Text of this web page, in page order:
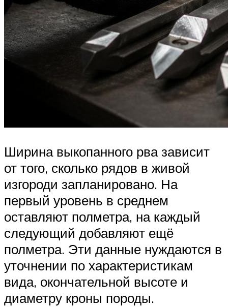
Ширина выкопанного рва зависит
от того, сколько рядов в живой
изгороди запланировано. На
первый уровень в среднем
оставляют полметра, на каждый
следующий добавляют ещё
полметра. Эти данные нуждаются в
уточнении по характеристикам
вида, окончательной высоте и
диаметру кроны породы.